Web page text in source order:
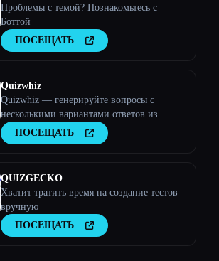
Проблемы с темой? Познакомьтесь с
Боттой
ПОСЕЩАТЬ
Quizwhiz
Quizwhiz — генерируйте вопросы с
несколькими вариантами ответов из
любого текста
ПОСЕЩАТЬ
QUIZGECKO
Хватит тратить время на создание тестов
вручную
ПОСЕЩАТЬ